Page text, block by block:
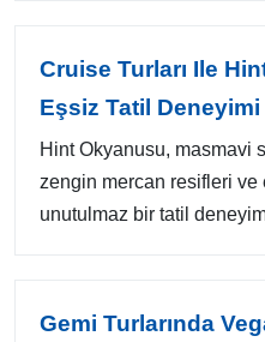
Cruise Turları Ile
Eşsiz Tatil Deneyimi
Hint Okyanusu, masmavi
zengin mercan resifleri ve
unutulmaz bir tatil
Gemi Turlarında